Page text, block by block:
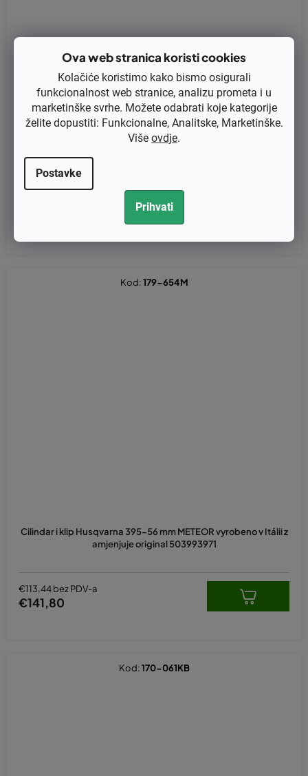
Ova web stranica koristi cookies
Kolačiće koristimo kako bismo osigurali
funkcionalnost web stranice, analizu prometa i u
marketinške svrhe. Možete odabrati koje kategorije
želite dopustiti: Funkcionalne, Analitske, Marketinške.
Više ovdje.
Postavke
Prihvati
Cilindar i klip Husqvarna 395 original 503993971, 503993903
Cilindar i klip Husqvarna 395-56 mm METEOR vyrobeno v Itálii z
amjenjuje original 503993971
€113,44 bez PDV-a
€141,80
Kod:179-654M
Kod:170-061KB